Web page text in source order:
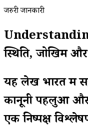
जरुरी जानकारी
स्थिति, जोखिम
यह लेख भारत में
कानूनी पहलुओं और
एक निष्पक्ष